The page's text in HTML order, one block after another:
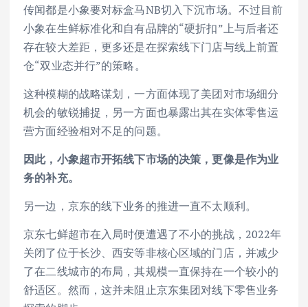
传闻都是小象要对标盒马NB切入下沉市场。不过目前
小象在生鲜标准化和自有品牌的“硬折扣”上与后者还
存在较大差距，更多还是在探索线下门店与线上前置
仓“双业态并行”的策略。
这种模糊的战略谋划，一方面体现了美团对市场细分
机会的敏锐捕捉，另一方面也暴露出其在实体零售运
营方面经验相对不足的问题。
因此，小象超市开拓线下市场的决策，更像是作为业
务的补充。
另一边，京东的线下业务的推进一直不太顺利。
京东七鲜超市在入局时便遭遇了不小的挑战，2022年
关闭了位于长沙、西安等非核心区域的门店，并减少
了在二线城市的布局，其规模一直保持在一个较小的
舒适区。然而，这并未阻止京东集团对线下零售业务